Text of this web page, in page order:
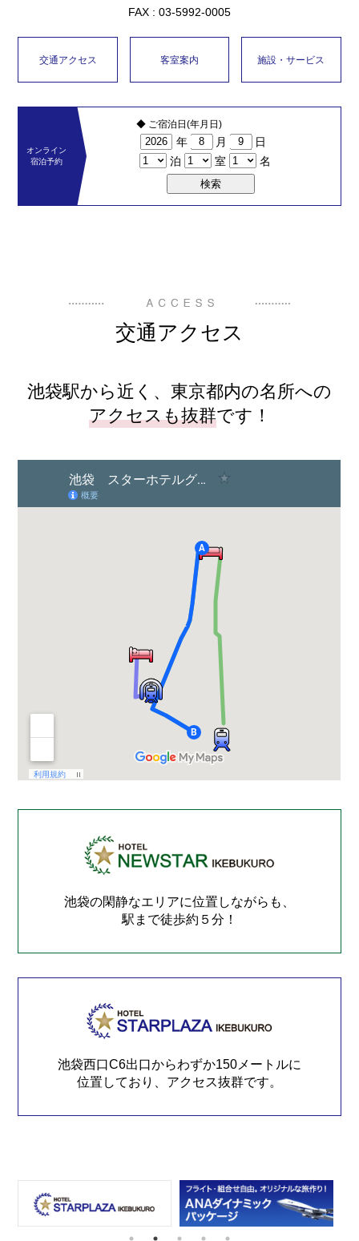
FAX : 03-5992-0005
交通アクセス 客室案内 施設・サービス
オンライン
宿泊予約
◆ ご宿泊日(年月日)
年 月
日
泊
室 名
交通アクセス
池袋駅から近く、東京都内の名所への
アクセスも抜群です！
池袋の閑静なエリアに位置しながらも、
駅まで徒歩約５分！
池袋西口C6出口からわずか150メートルに
位置しており、アクセス抜群です。